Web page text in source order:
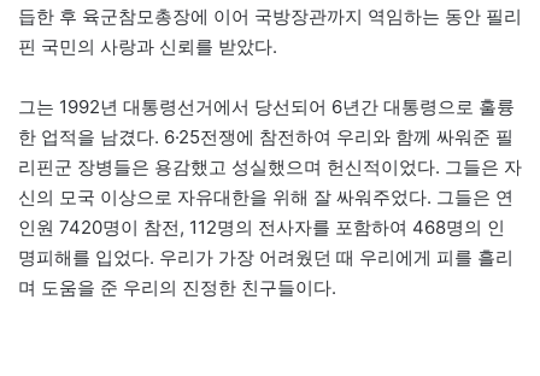
듭한 후 육군참모총장에 이어 국방장관까지 역임하는 동안 필리
핀 국민의 사랑과 신뢰를 받았다.
그는 1992년 대통령선거에서 당선되어 6년간 대통령으로 훌륭
한 업적을 남겼다. 6·25전쟁에 참전하여 우리와 함께 싸워준 필
리핀군 장병들은 용감했고 성실했으며 헌신적이었다. 그들은 자
신의 모국 이상으로 자유대한을 위해 잘 싸워주었다. 그들은 연
인원 7420명이 참전, 112명의 전사자를 포함하여 468명의 인
명피해를 입었다. 우리가 가장 어려웠던 때 우리에게 피를 흘리
며 도움을 준 우리의 진정한 친구들이다.